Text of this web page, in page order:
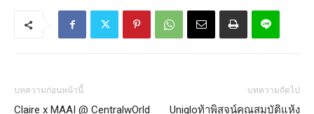
บทความก่อนหน้านี้
Claire x MAAI @ CentralwOrld
บทความถัดไป
Uniqloท้าพิสูจน์คุณสมบัติแห้ง